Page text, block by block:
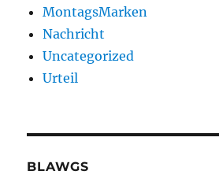
MontagsMarken
Nachricht
Uncategorized
Urteil
BLAWGS